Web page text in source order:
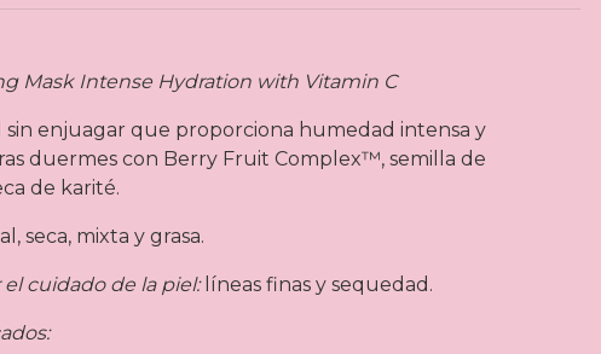
Mask Intense Hydration with Vitamin C
sin enjuagar que proporciona humedad intensa y
duermes con Berry Fruit Complex™, semilla de
de karité.
seca, mixta y grasa.
cuidado de la piel:líneas finas y sequedad.